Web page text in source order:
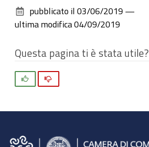
documento
pubblicato il 03/06/2019 —
ultima modifica 04/09/2019
Questa pagina ti è stata utile?